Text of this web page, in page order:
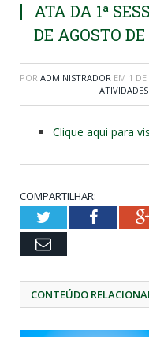
ATA DA 1ª
DE AGOSTO DE
POR ADMINISTRADOR EM 1
Clique aqui para
COMPARTILHAR:
Twitter
Email
CONTEÚDO